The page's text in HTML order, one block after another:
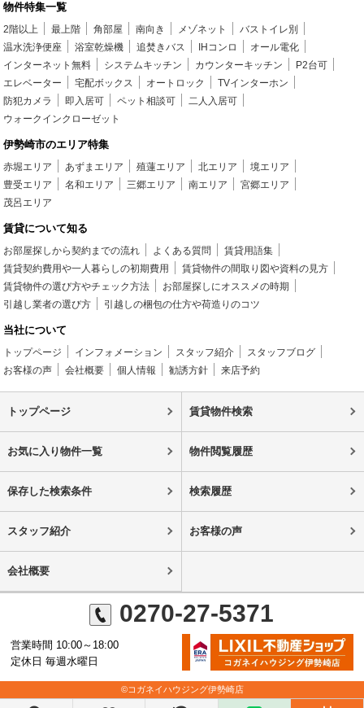
物件特集一覧
2階以上 最上階 角部屋 南向き メゾネット
バストイレ別
温水洗浄便座
浴室乾燥機 追焚きバス IHコンロ
オール電化
インターネット無料
システムキッチン カウンターキッチン
P2台可
エレベーター
宅配ボックス オートロック
TVインターホン
防犯カメラ
即入居可 ペット相談可
二人入居可
ウォークインクローゼット
伊勢崎市のエリア特集
赤堀エリア あずまエリア 殖蓮エリア 北エリア
境エリア
豊受エリア
名和エリア 三郷エリア 南エリア
宮郷エリア
茂呂エリア
賃貸について知る
お部屋探しから契約までの流れ よくある質問
賃貸用語集
賃貸契約費用や一人暮らしの初期費用
賃貸物件の間取り図や資料の見方
賃貸物件の選び方やチェック方法
お部屋探しにオススメの時期
引越し業者の選び方
引越しの梱包の仕方や荷造りのコツ
当社について
トップページ インフォメーション スタッフ紹介
スタッフブログ
お客様の声
会社概要 個人情報 勧誘方針 来店予約
トップページ 賃貸物件検索
お気に入り物件一覧 物件閲覧履歴
保存した検索条件 検索履歴
スタッフ紹介 お客様の声
会社概要
0270-27-5371
営業時間 10:00～18:00
定休日 毎週水曜日
©コガネイハウジング伊勢崎店